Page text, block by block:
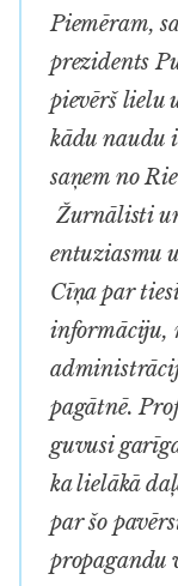
Piemēram,
prezidents
pievērš lielu
kādu naudu
saņem no
Žurnālisti
entuziasmu
Cīņa par
informāciju,
pagātnē.
guvusi
ka lielākā
par šo
propagandu